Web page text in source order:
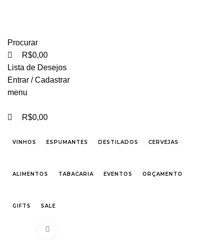
Procurar
R$0,00
Lista de Desejos
Entrar / Cadastrar
menu
R$0,00
VINHOS ESPUMANTES DESTILADOS CERVEJAS
ALIMENTOS TABACARIA EVENTOS ORÇAMENTO
GIFTS SALE